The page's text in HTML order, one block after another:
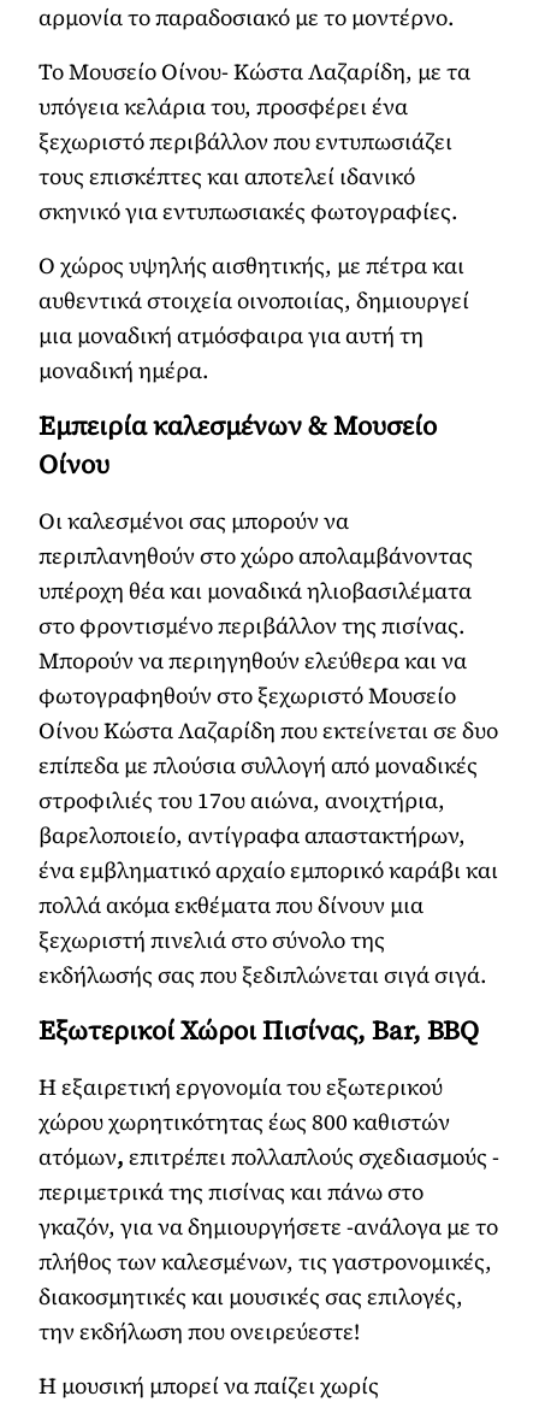
αρμονία το παραδοσιακό με το μοντέρνο.
Το Μουσείο Οίνου- Κώστα Λαζαρίδη, με τα
υπόγεια κελάρια του, προσφέρει ένα
ξεχωριστό περιβάλλον που εντυπωσιάζει
τους επισκέπτες και αποτελεί ιδανικό
σκηνικό για εντυπωσιακές φωτογραφίες.
Ο χώρος υψηλής αισθητικής, με πέτρα και
αυθεντικά στοιχεία οινοποιίας, δημιουργεί
μια μοναδική ατμόσφαιρα για αυτή τη
μοναδική ημέρα.
Εμπειρία καλεσμένων & Μουσείο
Οίνου
Οι καλεσμένοι σας μπορούν να
περιπλανηθούν στο χώρο απολαμβάνοντας
υπέροχη θέα και μοναδικά ηλιοβασιλέματα
στο φροντισμένο περιβάλλον της πισίνας.
Μπορούν να περιηγηθούν ελεύθερα και να
φωτογραφηθούν στο ξεχωριστό Μουσείο
Οίνου Κώστα Λαζαρίδη που εκτείνεται σε δυο
επίπεδα με πλούσια συλλογή από μοναδικές
στροφιλιές του 17ου αιώνα, ανοιχτήρια,
βαρελοποιείο, αντίγραφα απαστακτήρων,
ένα εμβληματικό αρχαίο εμπορικό καράβι και
πολλά ακόμα εκθέματα που δίνουν μια
ξεχωριστή πινελιά στο σύνολο της
εκδήλωσής σας που ξεδιπλώνεται σιγά σιγά.
Εξωτερικοί Χώροι Πισίνας, Bar, BBQ
Η εξαιρετική εργονομία του εξωτερικού
χώρου χωρητικότητας έως 800 καθιστών
ατόμων, επιτρέπει πολλαπλούς σχεδιασμούς -
περιμετρικά της πισίνας και πάνω στο
γκαζόν, για να δημιουργήσετε -ανάλογα με το
πλήθος των καλεσμένων, τις γαστρονομικές,
διακοσμητικές και μουσικές σας επιλογές,
την εκδήλωση που ονειρεύεστε!
Η μουσική μπορεί να παίζει χωρίς